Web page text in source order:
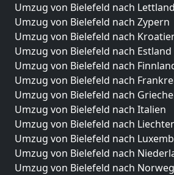
Umzug von Bielefeld nach Lettland
Umzug von Bielefeld nach Zypern
Umzug von Bielefeld nach
Umzug von Bielefeld nach Estland
Umzug von Bielefeld nach
Umzug von Bielefeld nach
Umzug von Bielefeld nach
Umzug von Bielefeld nach Italien
Umzug von Bielefeld nach
Umzug von Bielefeld nach
Umzug von Bielefeld nach
Umzug von Bielefeld nach